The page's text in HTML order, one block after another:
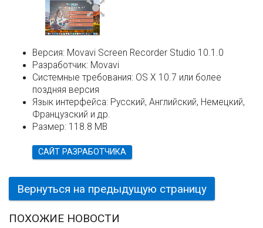
Версия: Movavi Screen Recorder Studio 10.1.0
Разработчик: Movavi
Системные требования: OS X 10.7 или более
поздняя версия
Язык интерфейса: Русский, Английский, Немецкий,
Французский и др.
Размер: 118.8 MB
САЙТ РАЗРАБОТЧИКА
Вернуться на предыдущую страницу
ПОХОЖИЕ НОВОСТИ